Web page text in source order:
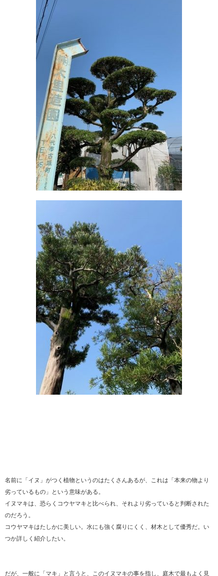
名前に「イヌ」がつく植物というのはたくさんあるが、これは「本来の物より
劣っているもの」という意味がある。
イヌマキは、恐らくコウヤマキと比べられ、それより劣っていると判断された
のだろう。
コウヤマキはたしかに美しい。水にも強く腐りにくく、材木として優秀だ。い
つか詳しく紹介したい。
だが、一般に「マキ」と言うと、このイヌマキの事を指し、庭木で最もよく見